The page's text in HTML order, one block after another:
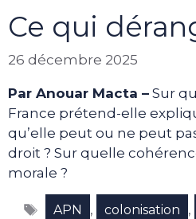
Ce qui
26 décembre 2025
Par Anouar Macta – Sur
France prétend-elle
qu’elle peut ou ne peut
droit ? Sur quelle
morale ?
Étiquettes
APN , colonisation ,